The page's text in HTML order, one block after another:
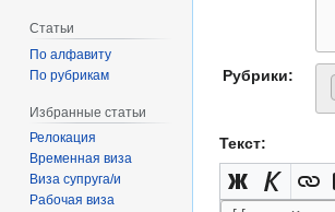
Рубрики:
Текст:
Статьи
По алфавиту
По рубрикам
Избранные статьи
Релокация
Временная виза
Виза супруга/и
Рабочая виза